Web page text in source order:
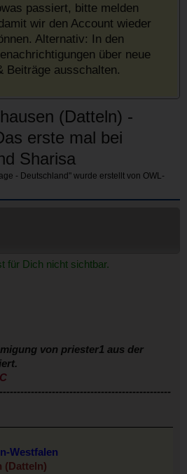
passiert, bitte melden
wir den Account wieder
Alternativ: In den
über neue
Beiträge ausschalten.
(Datteln) -
erste mal bei
Sharisa
- Deutschland " wurde erstellt von OWL-
für Dich nicht sichtbar.
von priester1 aus der
Westfalen
(Datteln)